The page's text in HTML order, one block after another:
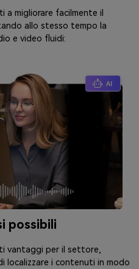
a migliorare facilmente il
allo stesso tempo la
e video fluidi:
possibili
vantaggi per il settore,
localizzare i contenuti in modo